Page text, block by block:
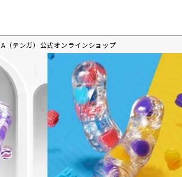
（テンガ）公式オンラインショップ